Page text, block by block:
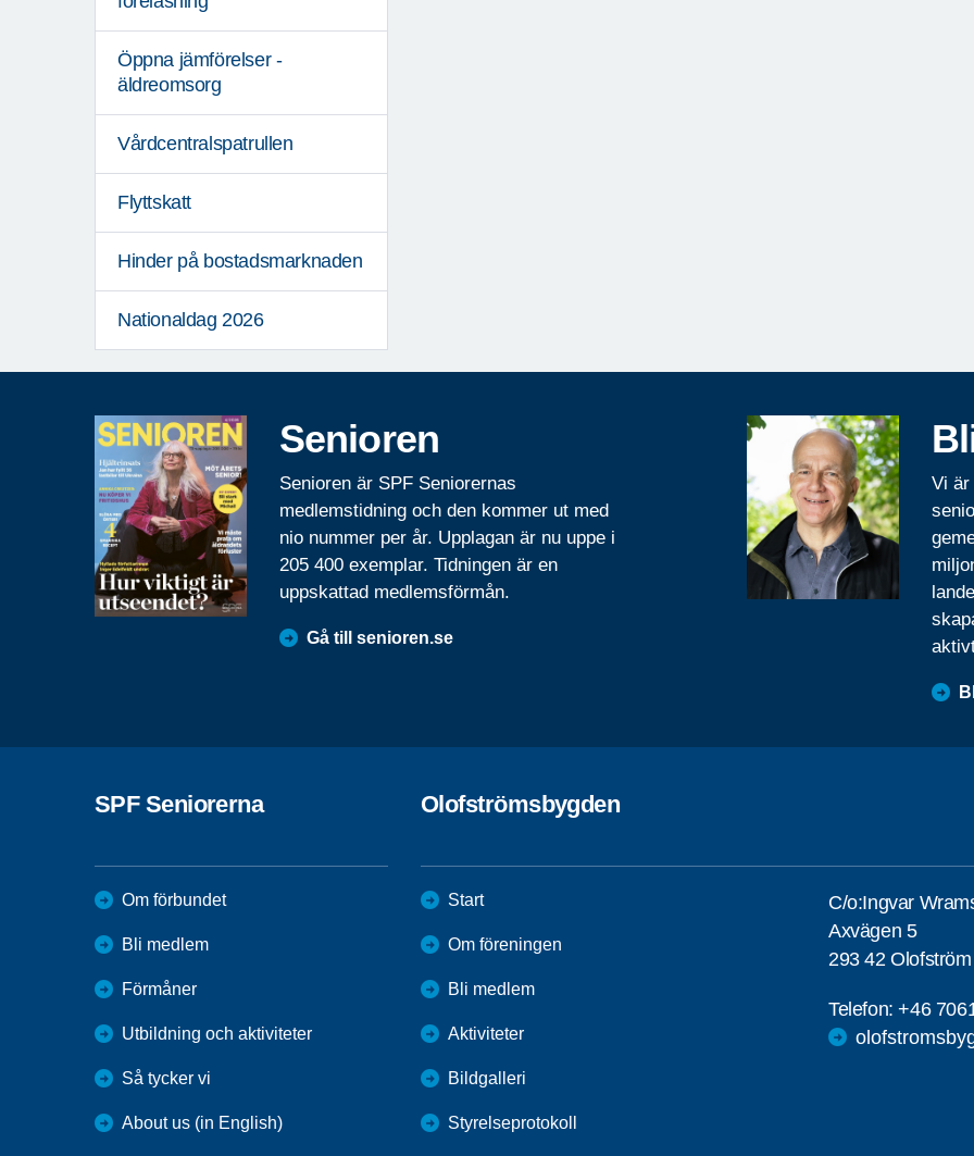
Öppna jämförelser -
äldreomsorg
Vårdcentralspatrullen
Flyttskatt
Hinder på bostadsmarknaden
Nationaldag 2026
Senioren
Senioren är SPF Seniorernas
medlemstidning och den kommer ut med
nio nummer per år. Upplagan är nu uppe i
205 400 exemplar. Tidningen är en
uppskattad medlemsförmån.
Gå till senioren.se
Vi är
SPF Seniorerna
Om förbundet
Bli medlem
Förmåner
Utbildning och aktiviteter
Så tycker vi
About us (in English)
Olofströmsbygden
Start
Om föreningen
Bli medlem
Aktiviteter
Bildgalleri
Styrelseprotokoll
C/o:Ingvar
Axvägen 5
293 42 Olofström
Telefon:+46